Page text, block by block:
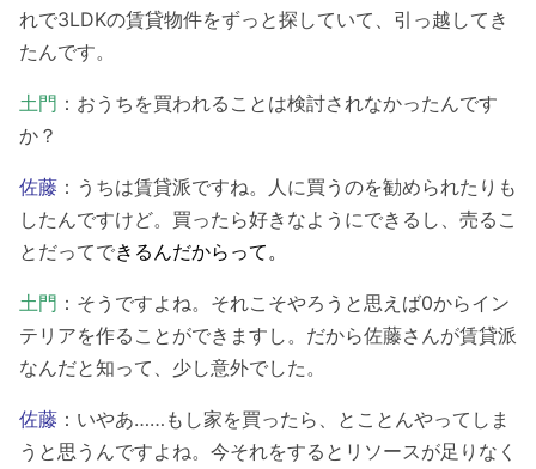
れで3LDKの賃貸物件をずっと探していて、引っ越してき
たんです。
土門 ：おうちを買われることは検討されなかったんです
か？
佐藤 ：うちは賃貸派ですね。人に買うのを勧められたりも
したんですけど。買ったら好きなようにできるし、売るこ
とだってできるんだからって。
土門 ：そうですよね。それこそやろうと思えば0からイン
テリアを作ることができますし。だから佐藤さんが賃貸派
なんだと知って、少し意外でした。
佐藤 ：いやあ……もし家を買ったら、とことんやってしま
うと思うんですよね。今それをするとリソースが足りなく